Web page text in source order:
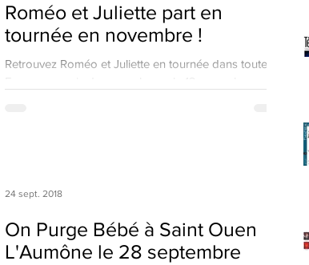
Roméo et Juliette part en
tournée en novembre !
Retrouvez Roméo et Juliette en tournée dans toute la
On Purge Bébé à Saint Ouen
L'Aumône le 28 septembre
24 sept. 2018